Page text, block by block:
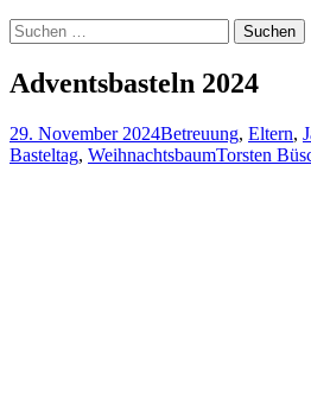
Suchen
nach:
Adventsbasteln 2024
29. November 2024Betreuung, Eltern,
Basteltag, WeihnachtsbaumTorsten